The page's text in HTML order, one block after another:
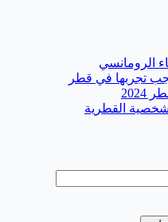
الرومانسي
تجربها في قطر
القطرية